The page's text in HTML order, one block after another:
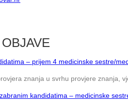
– prijem 4 medicinske sestre/
znanja u svrhu provjere znanja,
kandidatima – medicinske